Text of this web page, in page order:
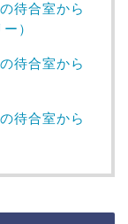
待合室から
）
待合室から
待合室から